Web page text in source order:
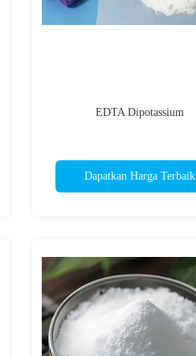
EDTA Dipotassium
Dapatkan Harga Terbaik